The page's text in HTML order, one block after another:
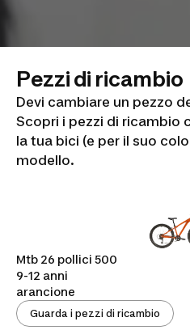
Pezzi di ricambio
Devi cambiare un pezzo
Scopri i pezzi di ricambio
la tua bici (e per il suo
modello.
Mtb 26 pollici 500
9-12 anni
arancione
Guarda i pezzi di ricambio